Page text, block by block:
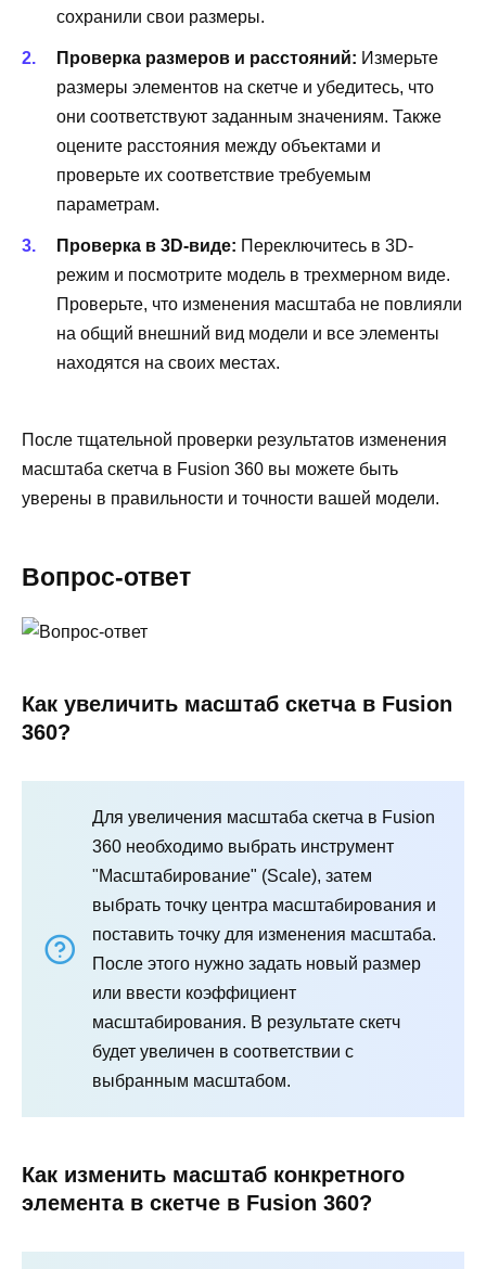
сохранили свои размеры.
Проверка размеров и расстояний: Измерьте
размеры элементов на скетче и убедитесь, что
они соответствуют заданным значениям. Также
оцените расстояния между объектами и
проверьте их соответствие требуемым
параметрам.
Проверка в 3D-виде: Переключитесь в 3D-
режим и посмотрите модель в трехмерном виде.
Проверьте, что изменения масштаба не повлияли
на общий внешний вид модели и все элементы
находятся на своих местах.
После тщательной проверки результатов изменения
масштаба скетча в Fusion 360 вы можете быть
уверены в правильности и точности вашей модели.
Вопрос-ответ
Как увеличить масштаб скетча в Fusion
360?
Для увеличения масштаба скетча в Fusion
360 необходимо выбрать инструмент
"Масштабирование" (Scale), затем
выбрать точку центра масштабирования и
поставить точку для изменения масштаба.
После этого нужно задать новый размер
или ввести коэффициент
масштабирования. В результате скетч
будет увеличен в соответствии с
выбранным масштабом.
Как изменить масштаб конкретного
элемента в скетче в Fusion 360?